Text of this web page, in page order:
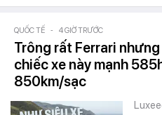
QUỐC TẾ - 4 GIỜ TRƯỚC
Trông rất Ferrari
chiếc xe này mạnh
850km/sạc